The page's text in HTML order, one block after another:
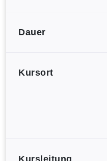
Dauer
Kursort
Kursleitung